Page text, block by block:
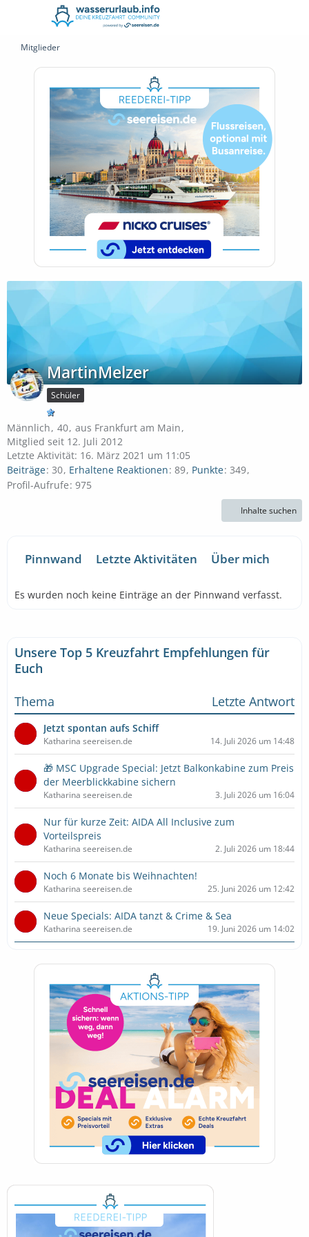
Mitglieder
MartinMelzer
Schüler
Männlich 40 aus Frankfurt am Main
Mitglied seit 12. Juli 2012
Letzte Aktivität: 16. März 2021 um 11:05
Beiträge 30 Erhaltene Reaktionen 89 Punkte 349
Profil-Aufrufe 975
Inhalte suchen
Pinnwand Letzte Aktivitäten Über mich
Es wurden noch keine Einträge an der Pinnwand verfasst.
Unsere Top 5 Kreuzfahrt Empfehlungen für
Euch
Thema
Letzte Antwort
Jetzt spontan aufs Schiff
Katharina seereisen.de 14. Juli 2026 um 14:48
🎁 MSC Upgrade Special: Jetzt Balkonkabine zum Preis
der Meerblickkabine sichern
Katharina seereisen.de 3. Juli 2026 um 16:04
Nur für kurze Zeit: AIDA All Inclusive zum
Vorteilspreis
Katharina seereisen.de 2. Juli 2026 um 18:44
Noch 6 Monate bis Weihnachten!
Katharina seereisen.de 25. Juni 2026 um 12:42
Neue Specials: AIDA tanzt & Crime & Sea
Katharina seereisen.de 19. Juni 2026 um 14:02